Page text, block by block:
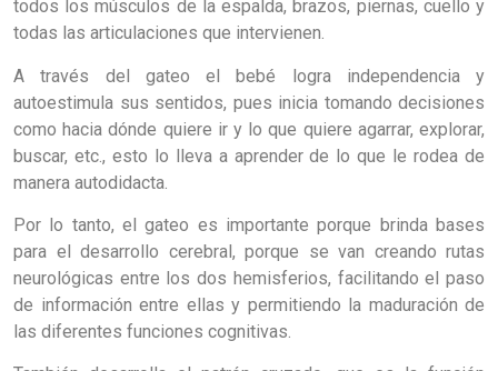
todos los músculos de la espalda, brazos, piernas, cuello y
todas las articulaciones que intervienen.
A través del gateo el bebé logra independencia y
autoestimula sus sentidos, pues inicia tomando decisiones
como hacia dónde quiere ir y lo que quiere agarrar, explorar,
buscar, etc., esto lo lleva a aprender de lo que le rodea de
manera autodidacta.
Por lo tanto, el gateo es importante porque brinda bases
para el desarrollo cerebral, porque se van creando rutas
neurológicas entre los dos hemisferios, facilitando el paso
de información entre ellas y permitiendo la maduración de
las diferentes funciones cognitivas.